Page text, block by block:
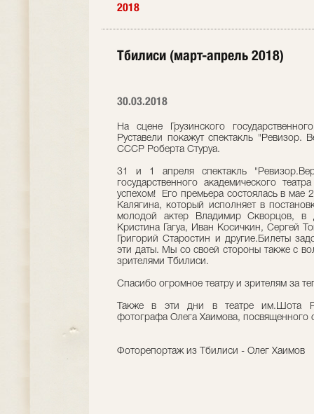
2018
Тбилиси (март-апрель 2018)
30.03.2018
На сцене Грузинского
Руставели покажут спектакль "Ревизор.
СССР Роберта Стуруа.
31 и 1 апреля спектакль
государственного академического
успехом! Его премьера состоялась в мае
Калягина, который исполняет в
молодой актер Владимир Скворцов, в
Кристина Гагуа, Иван Косичкин, Сергей
Григорий Старостин и другие.Билеты
эти даты. Мы со своей стороны также с
зрителями Тбилиси.
Спасибо огромное театру и зрителям за
Также в эти дни в театре им.Шота
фотографа Олега Хаимова, посвященного
Фоторепортаж из Тбилиси - Олег Хаимов